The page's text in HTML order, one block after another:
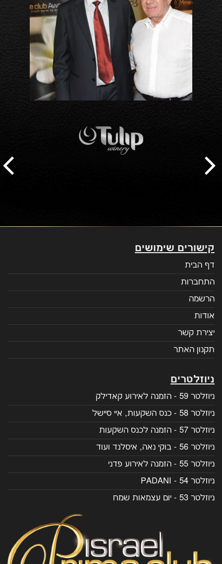
קישורים שימושים
דף הבית
התחברות
הרשמה
אודות
יצירת קשר
תקנון האתר
ניוזלטרים
ניוזלטר 59 - הזמנה לאירוע קאדילק
ניוזלטר 58 - כנס השקעות, איי סיישל
ניוזלטר 57 - הזמנה לכנס השקעות
ניוזלטר 56 - בוקי נאה, איסלנד ועוד
ניוזלטר 55 - הזמנה לאירוע פדני
ניוזלטר 54 - PADANI
ניוזלטר 53 - יום עצמאות שמח